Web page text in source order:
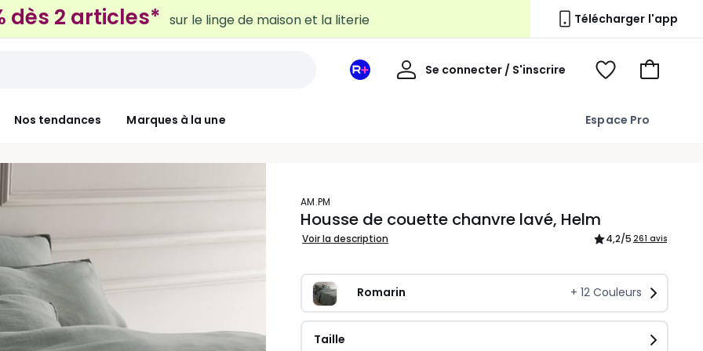
Télécharger l'app
Nos tendances Marques à la une Espace Pro
Mon
Se connecter / S'inscrire
Mon
Voir
Voir
AM.PM
Housse de couette chanvre lavé, Helm
Voir la description 4,2/5 261 avis
Romarin + 12Couleurs
Taille